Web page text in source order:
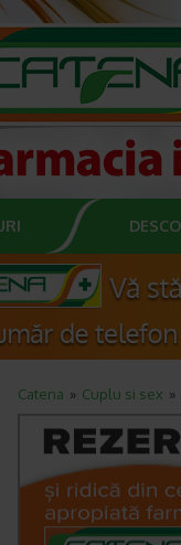
Catena Cuplu si sex